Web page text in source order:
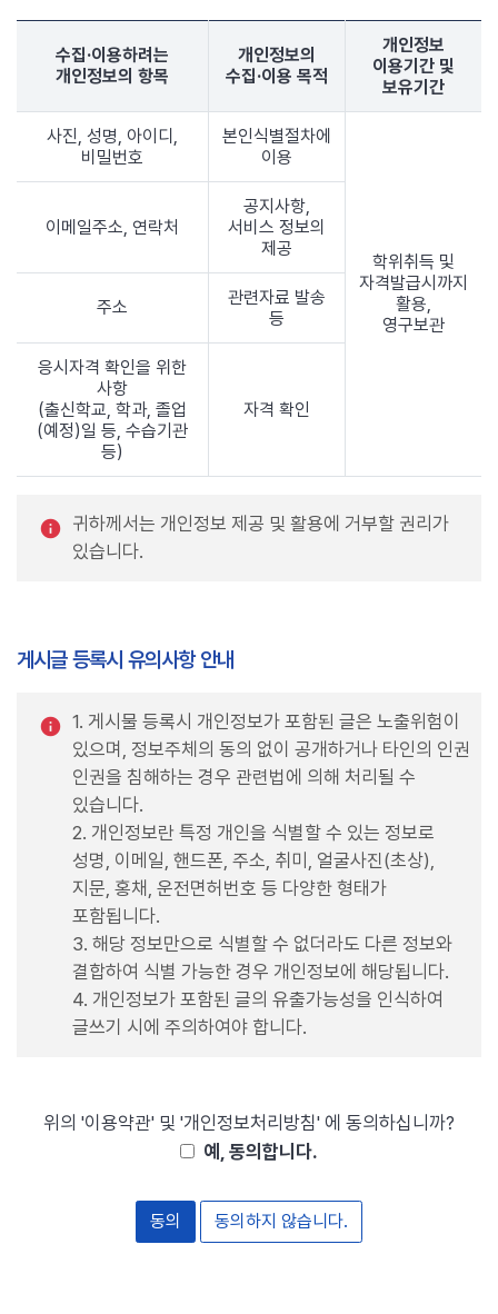
수집·이용하려는
개인정보의 항목
개인정보의
수집·이용 목적
개인정보
이용기간 및
보유기간
사진, 성명, 아이디,
비밀번호
본인식별절차에
이용
학위취득 및
자격발급시까지
활용,
영구보관
이메일주소, 연락처
공지사항,
서비스 정보의
제공
주소
관련자료 발송
등
응시자격 확인을 위한
사항
(출신학교, 학과, 졸업
(예정)일 등, 수습기관
등)
자격 확인
귀하께서는 개인정보 제공 및 활용에 거부할 권리가
있습니다.
게시글 등록시 유의사항 안내
1. 게시물 등록시 개인정보가 포함된 글은 노출위험이
있으며, 정보주체의 동의 없이 공개하거나 타인의 인권
인권을 침해하는 경우 관련법에 의해 처리될 수
있습니다.
2. 개인정보란 특정 개인을 식별할 수 있는 정보로
성명, 이메일, 핸드폰, 주소, 취미, 얼굴사진(초상),
지문, 홍채, 운전면허번호 등 다양한 형태가
포함됩니다.
3. 해당 정보만으로 식별할 수 없더라도 다른 정보와
결합하여 식별 가능한 경우 개인정보에 해당됩니다.
4. 개인정보가 포함된 글의 유출가능성을 인식하여
글쓰기 시에 주의하여야 합니다.
위의 '이용약관' 및 '개인정보처리방침' 에 동의하십니까?
예, 동의합니다.
동의하지 않습니다.